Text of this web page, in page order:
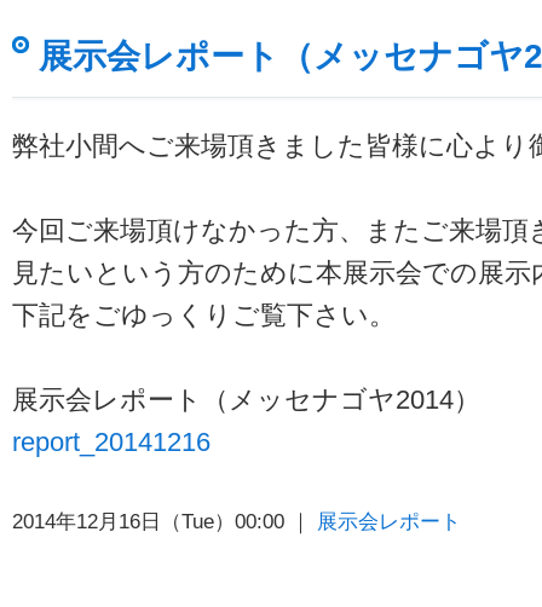
展示会レポート（メッセナゴヤ
弊社小間へご来場頂きました皆様に心より
今回ご来場頂けなかった方、またご来場
見たいという方のために本展示会での展
下記をごゆっくりご覧下さい。
展示会レポート（メッセナゴヤ2014）
report_20141216
2014年12月16日（Tue）00:00 ｜ 展示会レポート